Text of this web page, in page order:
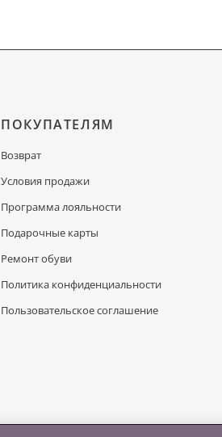
ПОКУПАТЕЛЯМ
Возврат
Условия продажи
Программа лояльности
Подарочные карты
Ремонт обуви
Политика конфиденциальности
Пользовательское соглашение